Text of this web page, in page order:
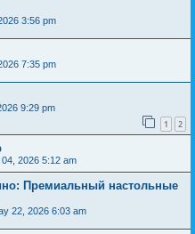
3:56 pm
7:35 pm
9:29 pm
1 2
2026 5:12 am
Премиальный настольные
22, 2026 6:03 am